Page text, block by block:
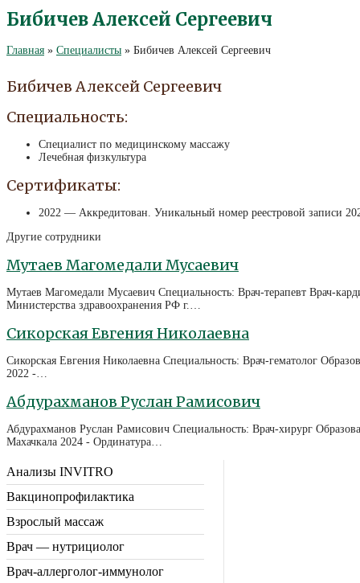
Бибичев Алексей Сергеевич
Главная » Специалисты » Бибичев Алексей Сергеевич
Бибичев Алексей Сергеевич
Специальность:
Специалист по медицинскому массажу
Лечебная физкультура
Сертификаты:
2022 — Аккредитован. Уникальный номер реестровой записи
Другие сотрудники
Мутаев Магомедали Мусаевич
Мутаев Магомедали Мусаевич Специальность: Врач-терапевт Врач-
Министерства здравоохранения РФ г.…
Сикорская Евгения Николаевна
Сикорская Евгения Николаевна Специальность: Врач-гематолог
2022 -…
Абдурахманов Руслан Рамисович
Абдурахманов Руслан Рамисович Специальность: Врач-хирург
Махачкала 2024 - Ординатура…
Анализы INVITRO
Вакцинопрофилактика
Взрослый массаж
Врач — нутрициолог
Врач-аллерголог-иммунолог